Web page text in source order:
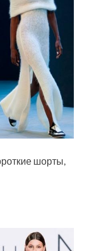
шорты,